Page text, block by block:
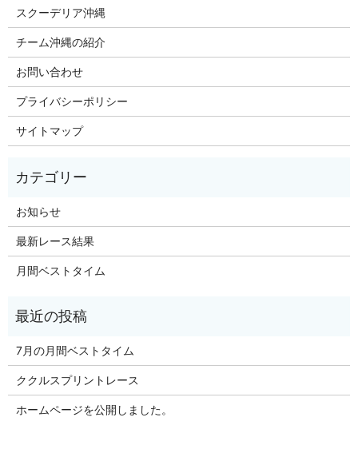
スクーデリア沖縄
チーム沖縄の紹介
お問い合わせ
プライバシーポリシー
サイトマップ
お知らせ
最新レース結果
月間ベストタイム
7月の月間ベストタイム
ククルスプリントレース
ホームページを公開しました。